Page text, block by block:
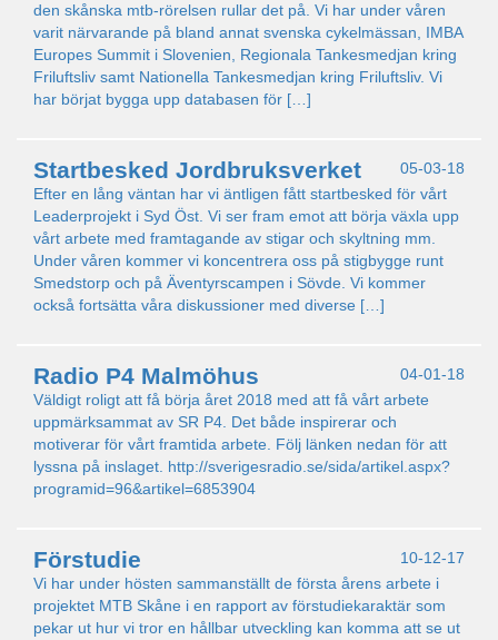
den skånska mtb-rörelsen rullar det på. Vi har under våren
varit närvarande på bland annat svenska cykelmässan, IMBA
Europes Summit i Slovenien, Regionala Tankesmedjan kring
Friluftsliv samt Nationella Tankesmedjan kring Friluftsliv. Vi
har börjat bygga upp databasen för […]
05-03-18
Startbesked Jordbruksverket
Efter en lång väntan har vi äntligen fått startbesked för vårt
Leaderprojekt i Syd Öst. Vi ser fram emot att börja växla upp
vårt arbete med framtagande av stigar och skyltning mm.
Under våren kommer vi koncentrera oss på stigbygge runt
Smedstorp och på Äventyrscampen i Sövde. Vi kommer
också fortsätta våra diskussioner med diverse […]
04-01-18
Radio P4 Malmöhus
Väldigt roligt att få börja året 2018 med att få vårt arbete
uppmärksammat av SR P4. Det både inspirerar och
motiverar för vårt framtida arbete. Följ länken nedan för att
lyssna på inslaget. http://sverigesradio.se/sida/artikel.aspx?
programid=96&artikel=6853904
10-12-17
Förstudie
Vi har under hösten sammanställt de första årens arbete i
projektet MTB Skåne i en rapport av förstudiekaraktär som
pekar ut hur vi tror en hållbar utveckling kan komma att se ut